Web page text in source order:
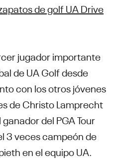
de golf UA Drive
jugador importante
de UA Golf desde
con los otros jóvenes
de Christo Lamprecht
del PGA Tour
3 veces campeón de
en el equipo UA.